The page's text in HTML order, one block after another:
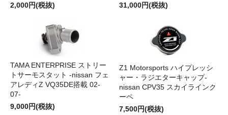
2,000円(税抜)
31,000円(税抜)
TAMA ENTERPRISE ストリー
トサーモスタット -nissan フェ
アレディZ VQ35DE搭載 02-
07-
9,000円(税抜)
Z1 Motorsports ハイプレッシ
ャー・ラジエターキャップ-
nissan CPV35 スカイラインク
ーペ
7,500円(税抜)